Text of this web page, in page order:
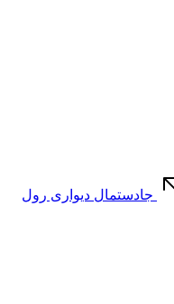
جادستمال دیواری رول